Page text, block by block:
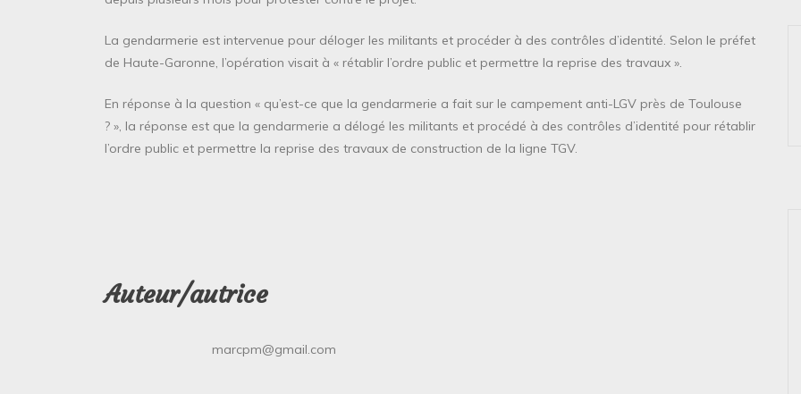
La gendarmerie est intervenue pour déloger les militants et procéder à des contrôles d’identité. Selon le préfet
de Haute-Garonne, l’opération visait à « rétablir l’ordre public et permettre la reprise des travaux ».
En réponse à la question « qu’est-ce que la gendarmerie a fait sur le campement anti-LGV près de Toulouse
? », la réponse est que la gendarmerie a délogé les militants et procédé à des contrôles d’identité pour rétablir
l’ordre public et permettre la reprise des travaux de construction de la ligne TGV.
Auteur/autrice
marcpm@gmail.com